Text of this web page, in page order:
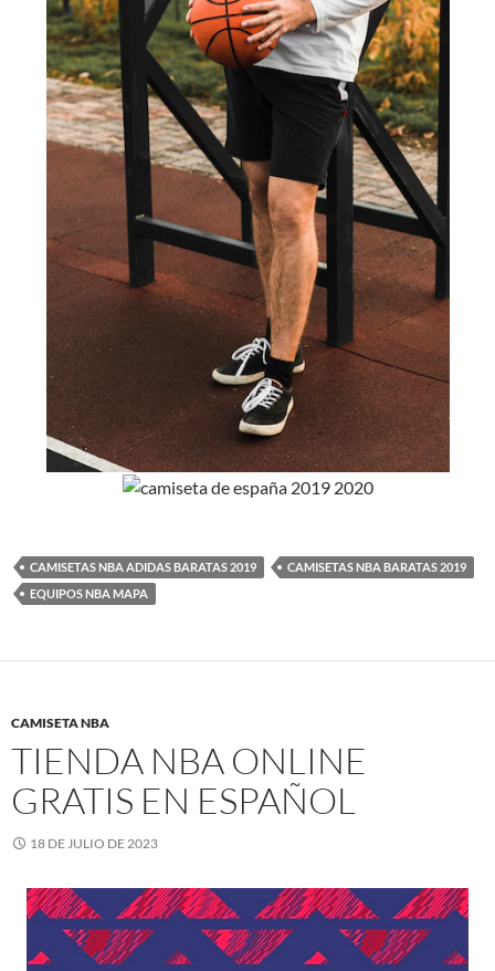
CAMISETAS NBA ADIDAS BARATAS 2019
CAMISETAS NBA BARATAS 2019
EQUIPOS NBA MAPA
CAMISETA NBA
TIENDA NBA ONLINE
GRATIS EN ESPAÑOL
18 DE JULIO DE 2023